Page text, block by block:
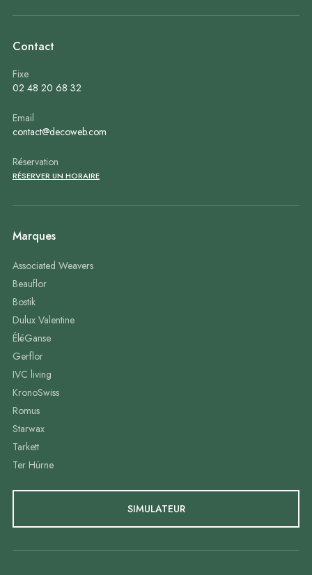
Contact
Fixe
02 48 20 68 32
Email
contact@decoweb.com
Réservation
RÉSERVER UN HORAIRE
Marques
Associated Weavers
Beauflor
Bostik
Dulux Valentine
ÉléGanse
Gerflor
IVC living
KronoSwiss
Romus
Starwax
Tarkett
Ter Hürne
SIMULATEUR